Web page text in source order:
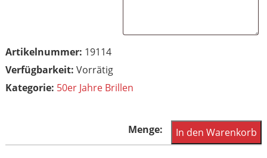
Artikelnummer: 19114
Vorrätig
Kategorie: 50er Jahre Brillen
50er
Jahre
In den Warenkorb